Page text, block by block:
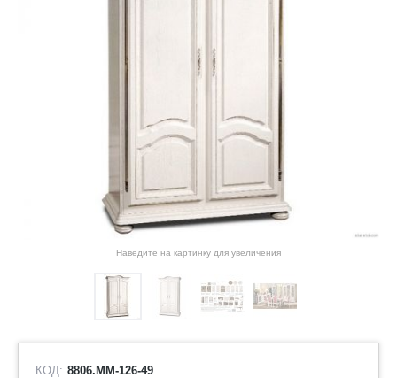
Наведите на картинку для увеличения
КОД: 8806.ММ-126-49